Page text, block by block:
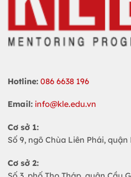
Hotline: 086 6638 196
Email: info@kle.edu.vn
Cơ sở 1:
Số 9, ngõ Chùa Liên Phái,
Cơ sở 2: